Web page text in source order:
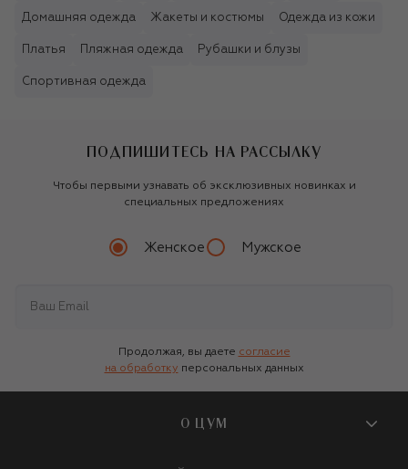
Домашняя одежда Жакеты и костюмы Одежда из кожи
Платья Пляжная одежда Рубашки и блузы
Спортивная одежда
ПОДПИШИТЕСЬ НА РАССЫЛКУ
Чтобы первыми узнавать об эксклюзивных новинках и
специальных предложениях
Женское Мужское
Продолжая, вы даете согласие
на обработку персональных данных
О ЦУМ
О магазине